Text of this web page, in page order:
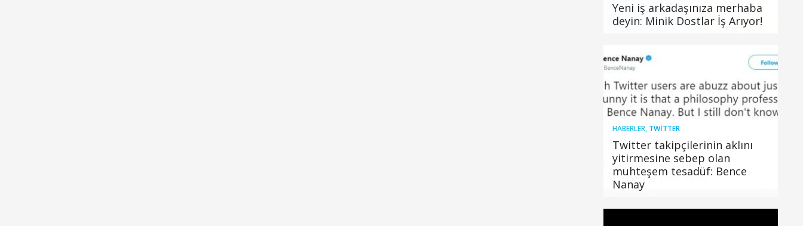
Yeni iş arkadaşınıza merhaba
deyin: Minik Dostlar İş Arıyor!
HABERLER, TWITTER
Twitter takipçilerinin aklını
yitirmesine sebep olan
muhteşem tesadüf: Bence
Nanay